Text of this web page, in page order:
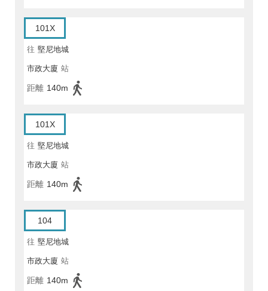
101X
往 堅尼地城
市政大廈 站
距離 140m
101X
往 堅尼地城
市政大廈 站
距離 140m
104
往 堅尼地城
市政大廈 站
距離 140m